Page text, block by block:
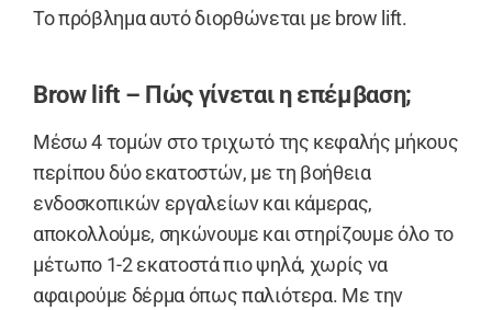
Το πρόβλημα αυτό διορθώνεται με brow lift.
Brow lift – Πώς γίνεται η επέμβαση;
Μέσω 4 τομών στο τριχωτό της κεφαλής μήκους
περίπου δύο εκατοστών, με τη βοήθεια
ενδοσκοπικών εργαλείων και κάμερας,
αποκολλούμε, σηκώνουμε και στηρίζουμε όλο το
μέτωπο 1-2 εκατοστά πιο ψηλά, χωρίς να
αφαιρούμε δέρμα όπως παλιότερα. Με την